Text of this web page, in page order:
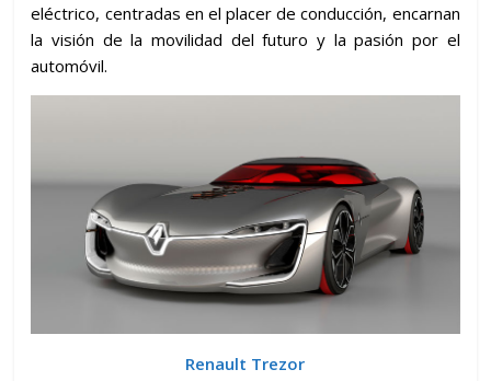
eléctrico, centradas en el placer de conducción, encarnan
la visión de la movilidad del futuro y la pasión por el
automóvil.
Renault Trezor